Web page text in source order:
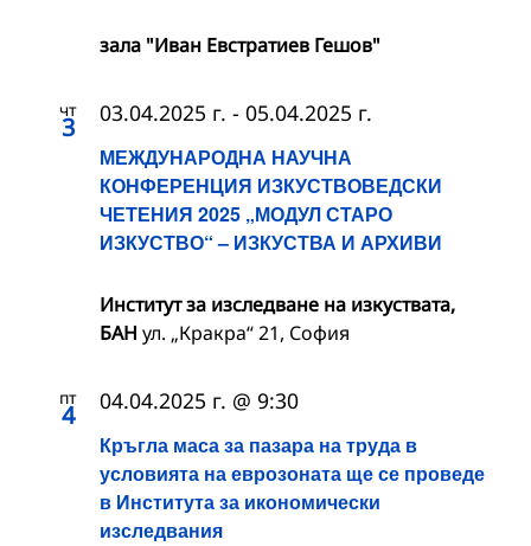
зала "Иван Евстратиев Гешов"
чт
3
МЕЖДУНАРОДНА НАУЧНА
КОНФЕРЕНЦИЯ ИЗКУСТВОВЕДСКИ
ЧЕТЕНИЯ 2025 „МОДУЛ СТАРО
ИЗКУСТВО“ – ИЗКУСТВА И АРХИВИ
03.04.2025 г. - 05.04.2025 г.
Институт за изследване на изкуствата,
БАН ул. „Кракра“ 21, София
пт
4
Кръгла маса за пазара на труда в
условията на еврозоната ще се проведе
в Института за икономически
изследвания
04.04.2025 г. @ 9:30